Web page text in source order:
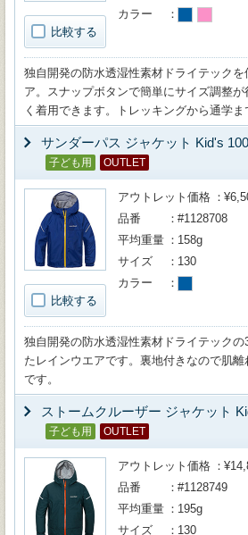
比較する
カラー
独自開発の防水透湿性素材ドライテック
ア。スナップボタンで簡単にサイズ調整
く着用できます。トレッキングから通学ま
サンダーパス ジャケット Kid's
子ども用 OUTLET
比較する
アウトレット価格
品番
#1128708
平均重量
158g
サイズ
130
カラー
独自開発の防水透湿性素材ドライテックの
たレインウエアです。裏地付きなので肌
です。
ストームクルーザー ジャケット
子ども用 OUTLET
アウトレット価格
品番
#1128749
平均重量
195g
サイズ
130